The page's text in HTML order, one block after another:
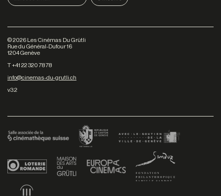
©2026 Les Cinémas Du Grütli
Rue du Général-Dufour 16
1204 Genève
T +41 22 320 78 78
info@cinemas-du-grutli.ch
v3.2